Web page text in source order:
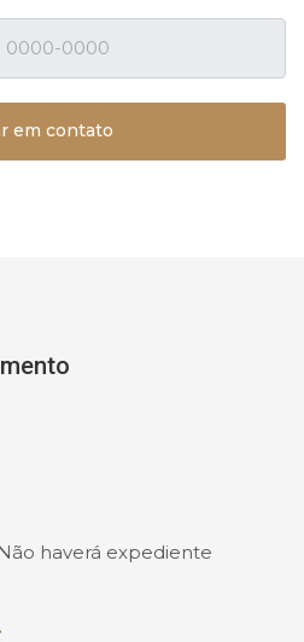
em contato
Não haverá expediente